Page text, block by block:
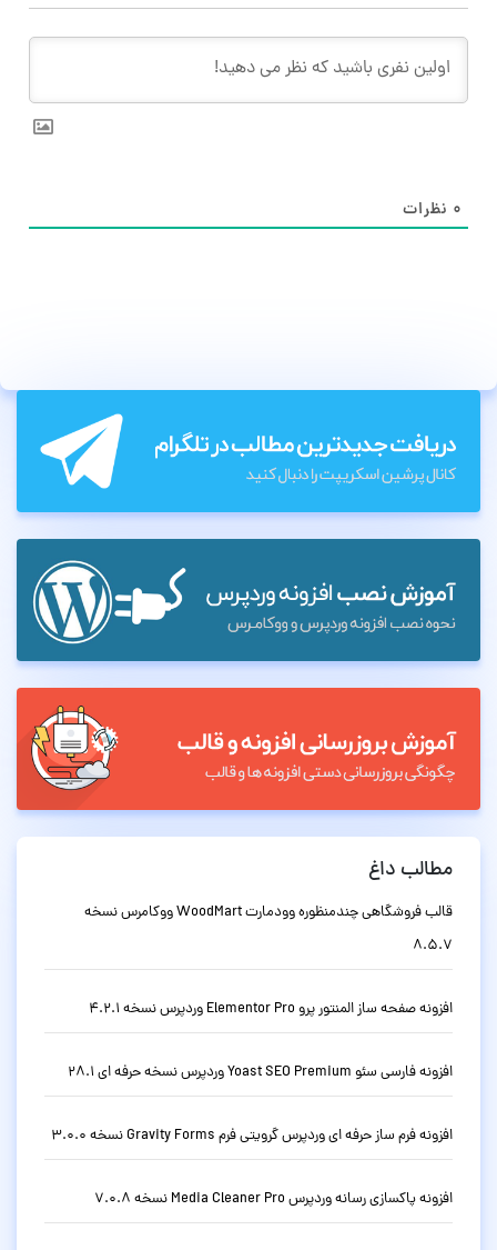
۰ نظرات
مطالب داغ
قالب فروشگاهی چندمنظوره وودمارت WoodMart ووکامرس نسخه
8.5.7
افزونه صفحه ساز المنتور پرو Elementor Pro وردپرس نسخه 4.2.1
افزونه فارسی سئو Yoast SEO Premium وردپرس نسخه حرفه ای 28.1
افزونه فرم ساز حرفه ای وردپرس گرویتی فرم Gravity Forms نسخه 3.0.0
افزونه پاکسازی رسانه وردپرس Media Cleaner Pro نسخه 7.0.8